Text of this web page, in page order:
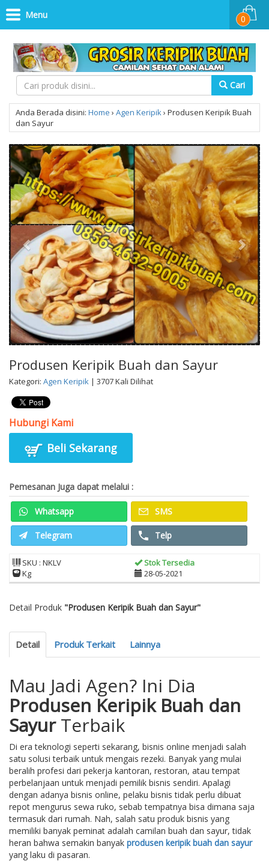
Cari
0
Menu
Anda Berada disini: Home › Agen Keripik› Produsen Keripik Buah
dan Sayur
Produsen Keripik Buah dan Sayur
Kategori: Agen Keripik | 3707 Kali Dilihat
Hubungi Kami
Beli Sekarang
Pemesanan Juga dapat melalui :
Whatsapp SMS
Telegram Telp
SKU : NKLV
Stok Tersedia
Kg
28-05-2021
Detail Produk "Produsen Keripik Buah dan Sayur"
Detail Produk Terkait Lainnya
Mau Jadi Agen? Ini Dia
Produsen Keripik Buah dan
SayurTerbaik
Di era teknologi seperti sekarang, bisnis online menjadi salah
satu solusi terbaik untuk mengais rezeki. Banyak yang mulai
beralih profesi dari pekerja kantoran, restoran, atau tempat
perbelanjaan untuk menjadi pemilik bisnis sendiri. Apalagi
dengan adanya bisnis online, pelaku bisnis tidak perlu dibuat
repot mengurus sewa ruko, sebab tempatnya bisa dimana saja
termasuk dari rumah. Nah, salah satu produk bisnis yang
memiliki banyak peminat adalah camilan buah dan sayur, tidak
heran bahwa semakin banyak produsen keripik buah dan sayur
yang laku di pasaran.